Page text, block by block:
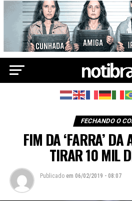
FECHANDO O
FIM DA ‘FARRA’ DA
TIRAR 10 MIL
Publicado em 06/02/2019 - 08:07